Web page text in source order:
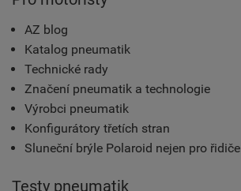
AZ blog
Katalog pneumatik
Technické rady
Značení pneumatik a technologie
Výrobci pneumatik
Konfigurátory třetích stran
Sluneční brýle Polaroid nejen pro řidiče
Testy pneumatik